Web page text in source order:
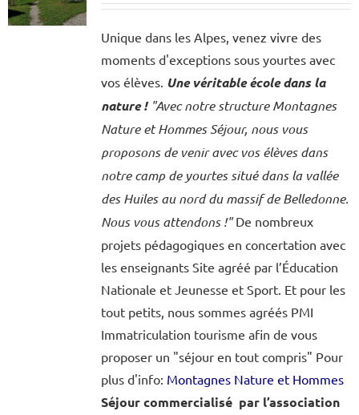
Unique dans les Alpes, venez vivre des
moments d'exceptions sous yourtes avec
vos élèves. Une véritable école dans la
nature ! "Avec notre structure Montagnes
Nature et Hommes Séjour, nous vous
proposons de venir avec vos élèves dans
notre camp de yourtes situé dans la vallée
des Huiles au nord du massif de Belledonne.
Nous vous attendons !" De nombreux
projets pédagogiques en concertation avec
les enseignants Site agréé par l’Éducation
Nationale et Jeunesse et Sport. Et pour les
tout petits, nous sommes agréés PMI
Immatriculation tourisme afin de vous
proposer un "séjour en tout compris" Pour
plus d'info: Montagnes Nature et Hommes
Séjour commercialisé par l’association